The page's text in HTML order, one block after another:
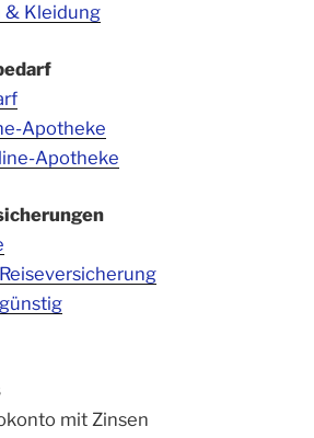
& Kleidung
Apotheke
Apotheke
mit Zinsen